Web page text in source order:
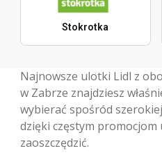
Stokrotka
Najnowsze ulotki Lidl z
w Zabrze znajdziesz
wybierać spośród
dzięki częstym promocjom
zaoszczędzić.